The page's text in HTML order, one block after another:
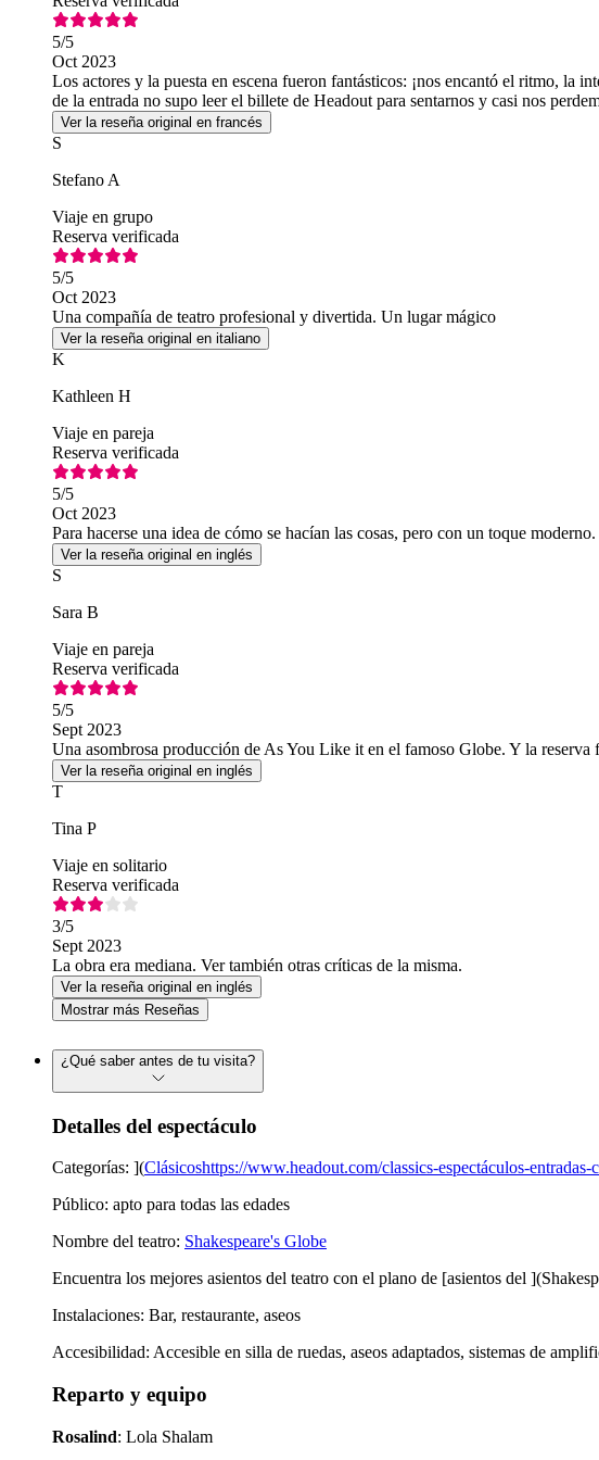
5/5
Oct 2023
Los actores y la puesta en escena fueron fantásticos: ¡nos encantó el ritmo,
de la entrada no supo leer el billete de Headout para sentarnos y casi nos
Ver la reseña original en francés
S
Stefano A
Viaje en grupo
Reserva verificada
5/5
Oct 2023
Una compañía de teatro profesional y divertida. Un lugar mágico
Ver la reseña original en italiano
K
Kathleen H
Viaje en pareja
Reserva verificada
5/5
Oct 2023
Para hacerse una idea de cómo se hacían las cosas, pero con un toque
Ver la reseña original en inglés
S
Sara B
Viaje en pareja
Reserva verificada
5/5
Sept 2023
Una asombrosa producción de As You Like it en el famoso Globe. Y la
Ver la reseña original en inglés
T
Tina P
Viaje en solitario
Reserva verificada
3/5
Sept 2023
La obra era mediana. Ver también otras críticas de la misma.
Ver la reseña original en inglés
Mostrar más Reseñas
¿Qué saber antes de tu visita?
Detalles del espectáculo
Categorías: ](Clásicoshttps://www.headout.com/classics-espectáculos-entradas-
Público: apto para todas las edades
Nombre del teatro: Shakespeare's Globe
Encuentra los mejores asientos del teatro con el plano de [asientos del
Instalaciones: Bar, restaurante, aseos
Accesibilidad: Accesible en silla de ruedas, aseos adaptados, sistemas de
Reparto y equipo
Rosalind: Lola Shalam